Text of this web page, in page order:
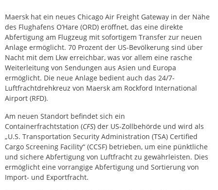
Maersk hat ein neues Chicago Air Freight Gateway in der Nähe
des Flughafens O’Hare (ORD) eröffnet, das eine direkte
Abfertigung am Flugzeug mit sofortigem Transfer zur neuen
Anlage ermöglicht. 70 Prozent der US-Bevölkerung sind über
Nacht mit dem Lkw erreichbar, was vor allem eine rasche
Weiterleitung von Sendungen aus Asien und Europa
ermöglicht. Die neue Anlage bedient auch das 24/7-
Luftfrachtdrehkreuz von Maersk am Rockford International
Airport (RFD).
Am neuen Standort befindet sich ein
Containerfrachtstation (CFS) der US-Zollbehörde und wird als
„U.S. Transportation Security Administration (TSA) Certified
Cargo Screening Facility“ (CCSF) betrieben, um eine pünktliche
und sichere Abfertigung von Luftfracht zu gewährleisten. Dies
ermöglicht eine vorrangige Abfertigung und Sortierung von
Import- und Exportfracht.